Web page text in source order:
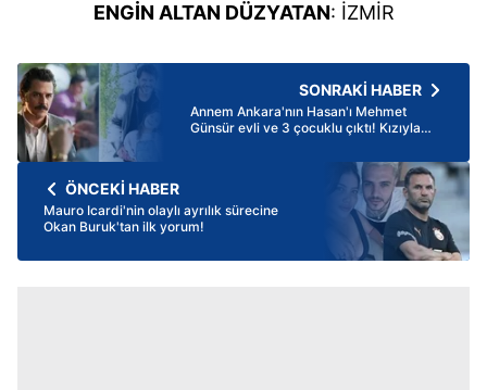
ENGİN ALTAN DÜZYATAN: İZMİR
SONRAKİ HABER
Annem Ankara'nın Hasan'ı Mehmet
Günsür evli ve 3 çocuklu çıktı! Kızıyla
ÖNCEKİ HABER
Mauro Icardi'nin olaylı ayrılık sürecine
Okan Buruk'tan ilk yorum!